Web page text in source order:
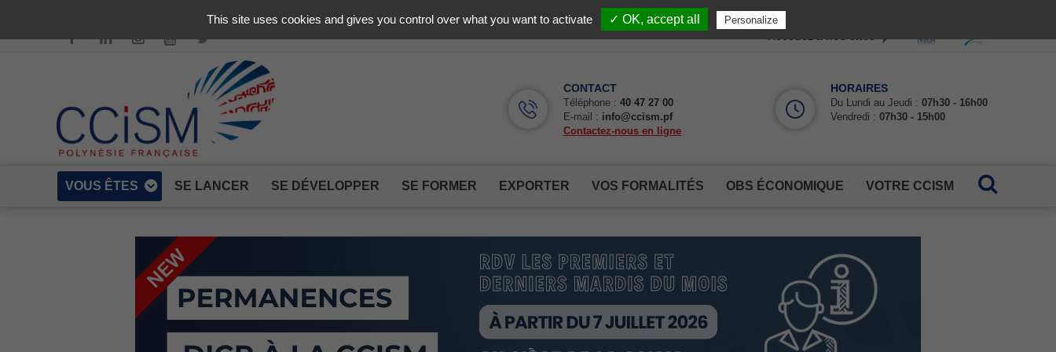
✓ Allow
CONTACT
Téléphone : 40 47 27 00
E-mail : info@ccism.pf
Contactez-nous en ligne
HORAIRES
Du Lundi au Jeudi : 07h30 - 16h00
Vendredi : 07h30 - 15h00
VOUS ÊTES SE LANCER SE DÉVELOPPER SE FORMER EXPORTER VOS FORMALITÉS OBS ÉCONOMIQUE VOTRE CCISM
This site uses cookies and gives you control over what you want to activate ✓ OK, accept all Personalize